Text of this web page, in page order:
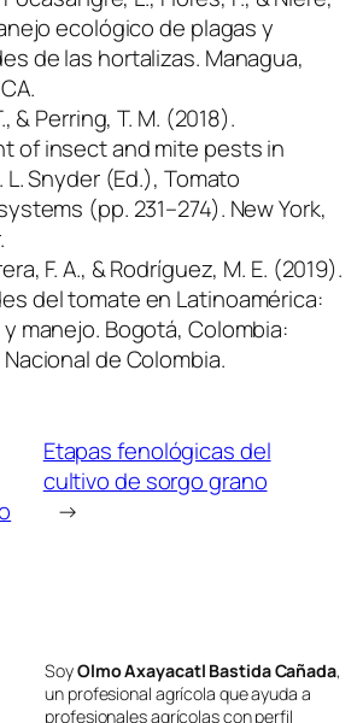
ecológico de plagas y
de las hortalizas. Managua,
& Perring, T. M. (2018).
of insect and mite pests in
L. Snyder (Ed.), Tomato
(pp. 231–274). New York,
F. A., & Rodríguez, M. E. (2019).
del tomate en Latinoamérica:
manejo. Bogotá, Colombia:
de Colombia.
Etapas fenológicas del
cultivo de sorgo grano
→
SoyOlmo Axayacatl Bastida Cañada,
un profesional agrícola que ayuda a
profesionales agrícolas con perfil